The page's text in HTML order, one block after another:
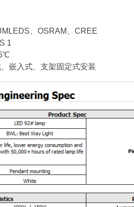
、OSRAM、CREE
1
嵌入式、支架固定式安装